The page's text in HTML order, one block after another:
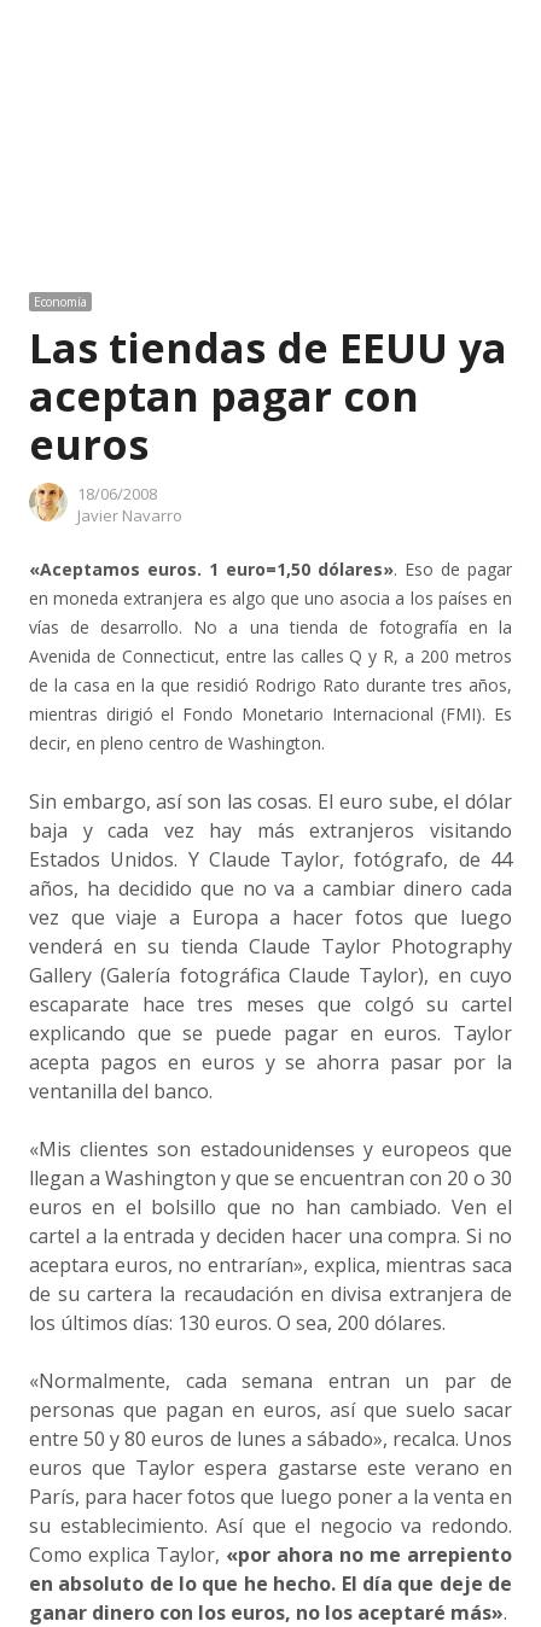
Economía
Las tiendas de EEUU ya
aceptan pagar con
euros
18/06/2008
Author
Javier Navarro
«Aceptamos euros. 1 euro=1,50 dólares». Eso de pagar
en moneda extranjera es algo que uno asocia a los países en
vías de desarrollo. No a una tienda de fotografía en la
Avenida de Connecticut, entre las calles Q y R, a 200 metros
de la casa en la que residió Rodrigo Rato durante tres años,
mientras dirigió el Fondo Monetario Internacional (FMI). Es
decir, en pleno centro de Washington.
Sin embargo, así son las cosas. El euro sube, el dólar
baja y cada vez hay más extranjeros visitando
Estados Unidos. Y Claude Taylor, fotógrafo, de 44
años, ha decidido que no va a cambiar dinero cada
vez que viaje a Europa a hacer fotos que luego
venderá en su tienda Claude Taylor Photography
Gallery (Galería fotográfica Claude Taylor), en cuyo
escaparate hace tres meses que colgó su cartel
explicando que se puede pagar en euros. Taylor
acepta pagos en euros y se ahorra pasar por la
ventanilla del banco.
«Mis clientes son estadounidenses y europeos que
llegan a Washington y que se encuentran con 20 o 30
euros en el bolsillo que no han cambiado. Ven el
cartel a la entrada y deciden hacer una compra. Si no
aceptara euros, no entrarían», explica, mientras saca
de su cartera la recaudación en divisa extranjera de
los últimos días: 130 euros. O sea, 200 dólares.
«Normalmente, cada semana entran un par de
personas que pagan en euros, así que suelo sacar
entre 50 y 80 euros de lunes a sábado», recalca. Unos
euros que Taylor espera gastarse este verano en
París, para hacer fotos que luego poner a la venta en
su establecimiento. Así que el negocio va redondo.
Como explica Taylor, «por ahora no me arrepiento
en absoluto de lo que he hecho. El día que deje de
ganar dinero con los euros, no los aceptaré más».